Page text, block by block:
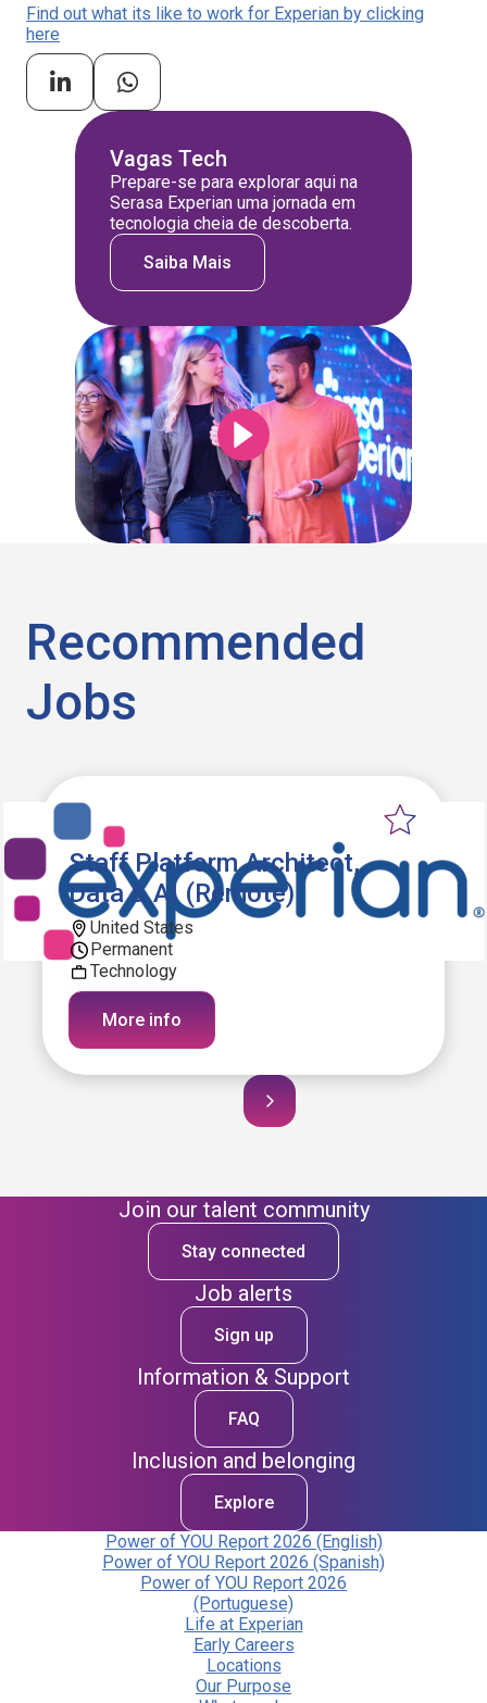
Find out what its like to work for Experian by clicking
here
Vagas Tech
Prepare-se para explorar aqui na
Serasa Experian uma jornada em
tecnologia cheia de descoberta.
Saiba Mais
Recommended
Jobs
Staff Platform Architect,
Data & AI (Remote)
United States
Permanent
Technology
More info
Join our talent community
Stay connected
Job alerts
Sign up
Information & Support
FAQ
Inclusion and belonging
Explore
Power of YOU Report 2026 (English)
Power of YOU Report 2026 (Spanish)
Power of YOU Report 2026
(Portuguese)
Life at Experian
Early Careers
Locations
Our Purpose